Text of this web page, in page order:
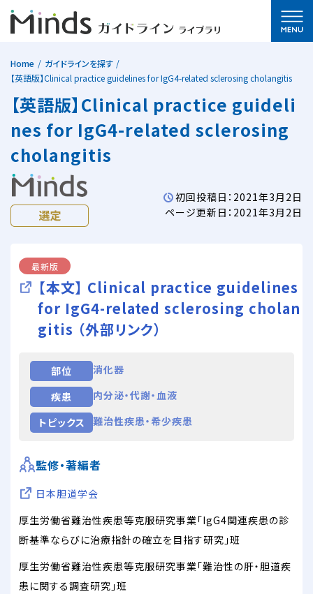
Home
ガイドラインを探す
【英語版】Clinical practice guidelines for IgG4-related sclerosing cholangitis
【英語版】Clinical practice guideli
nes for IgG4-related sclerosing
cholangitis
初回投稿日：2021年3月2日
ページ更新日：2021年3月2日
最新版
【本文】 Clinical practice guidelines
for IgG4-related sclerosing cholan
gitis （外部リンク）
部位
消化器
疾患
内分泌・代謝・血液
トピックス
難治性疾患・希少疾患
監修・著編者
日本胆道学会
厚生労働省難治性疾患等克服研究事業「IgG4関連疾患の診
断基準ならびに治療指針の確立を目指す研究」班
厚生労働省難治性疾患等克服研究事業「難治性の肝・胆道疾
患に関する調査研究」班